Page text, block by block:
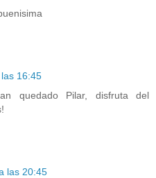
16:45
quedado Pilar, disfruta del
las 20:45